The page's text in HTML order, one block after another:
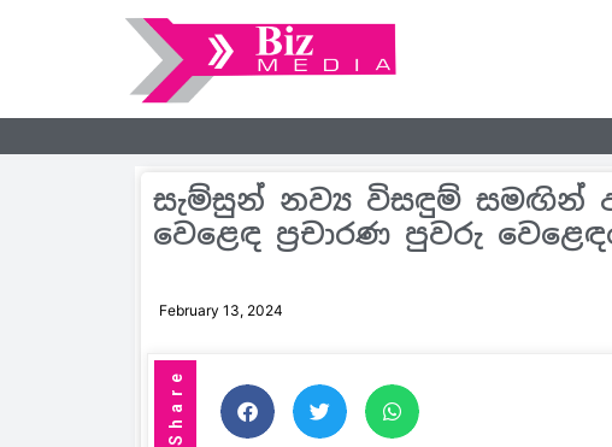
සැම්සුන් නව්‍ය විසඳුම් සමඟින්
වෙළෙඳ ප‍්‍රචාරණ පුවරු
February 13, 2024
Share